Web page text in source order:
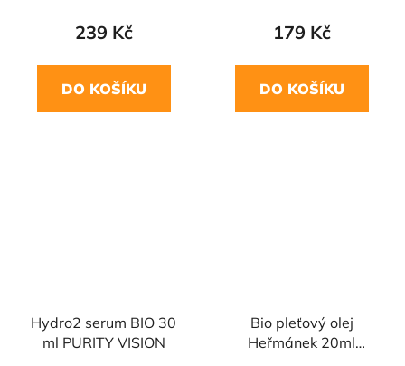
239 Kč
DO KOŠÍKU
179 Kč
DO KOŠÍKU
Hydro2 serum BIO 30
ml PURITY VISION
Bio pleťový olej
Heřmánek 20ml